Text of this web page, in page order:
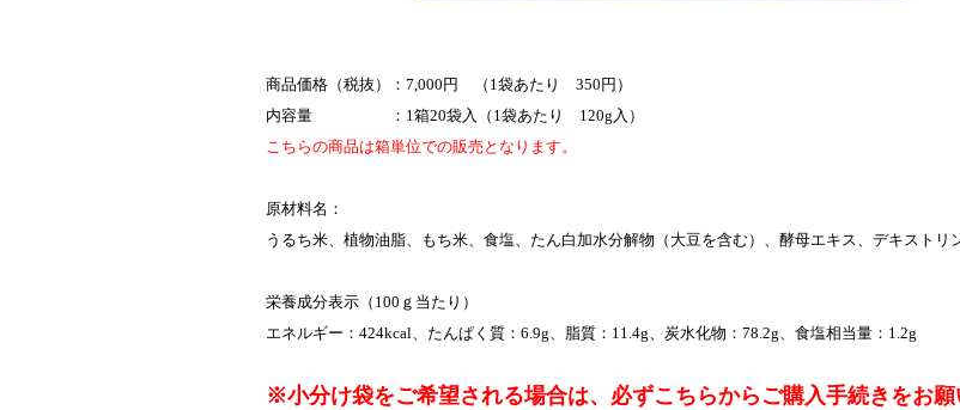
商品価格（税抜）：7,000円 （1袋あたり 350円）
内容量 ：1箱20袋入（1袋あたり 120g入）
こちらの商品は箱単位での販売となります。
原材料名：
うるち米、植物油脂、もち米、食塩、たん白加水分解物（大豆を含む）、酵母エキス、デキストリ
栄養成分表示（100ｇ当たり）
エネルギー：424kcal、たんぱく質：6.9g、脂質：11.4g、炭水化物：78.2g、食塩相当量：1.2g
※小分け袋をご希望される場合は、必ずこちらからご購入手続きをお